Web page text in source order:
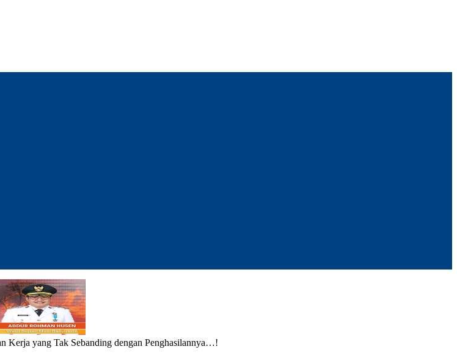
Kerja yang Tak Sebanding dengan Penghasilannya…!